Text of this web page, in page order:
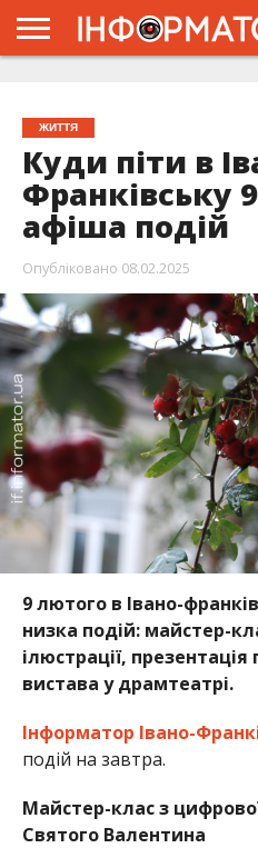
ЖИТТЯ
Куди піти в
Франківську
афіша подій
Опубліковано 08.02.2025
9 лютого в Івано-
низка подій: майстер-
ілюстрації,
вистава у драмтеатрі.
Інформатор Івано-
подій на завтра.
Майстер-клас з
Святого Валентина